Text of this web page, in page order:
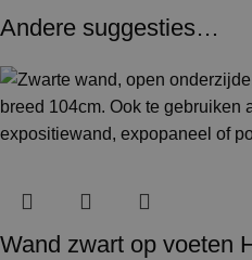
Andere suggesties…
Wand zwart op voeten